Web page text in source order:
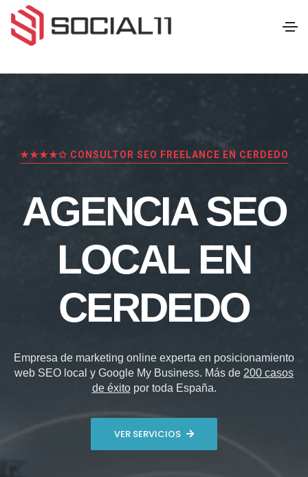
★★★★✩ CONSULTOR SEO FREELANCE EN CERDEDO
AGENCIA SEO
LOCAL EN
CERDEDO
Empresa de marketing online experta en posicionamiento
web SEO local y Google My Business. Más de 200 casos
de éxitopor toda España.
VER SERVICIOS